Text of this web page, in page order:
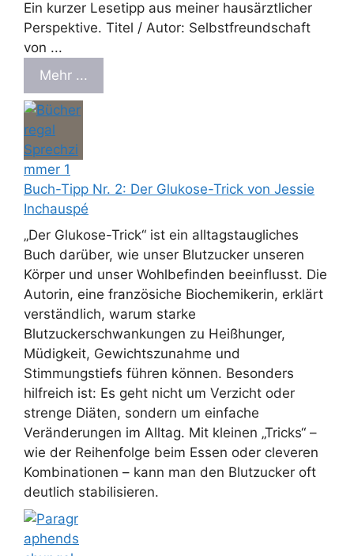
Ein kurzer Lesetipp aus meiner hausärztlicher
Perspektive. Titel / Autor: Selbstfreundschaft
von ...
Mehr ...
Buch-Tipp Nr. 2: Der Glukose-Trick von Jessie
Inchauspé
„Der Glukose-Trick“ ist ein alltagstaugliches
Buch darüber, wie unser Blutzucker unseren
Körper und unser Wohlbefinden beeinflusst. Die
Autorin, eine französiche Biochemikerin, erklärt
verständlich, warum starke
Blutzuckerschwankungen zu Heißhunger,
Müdigkeit, Gewichtszunahme und
Stimmungstiefs führen können. Besonders
hilfreich ist: Es geht nicht um Verzicht oder
strenge Diäten, sondern um einfache
Veränderungen im Alltag. Mit kleinen „Tricks“ –
wie der Reihenfolge beim Essen oder cleveren
Kombinationen – kann man den Blutzucker oft
deutlich stabilisieren.